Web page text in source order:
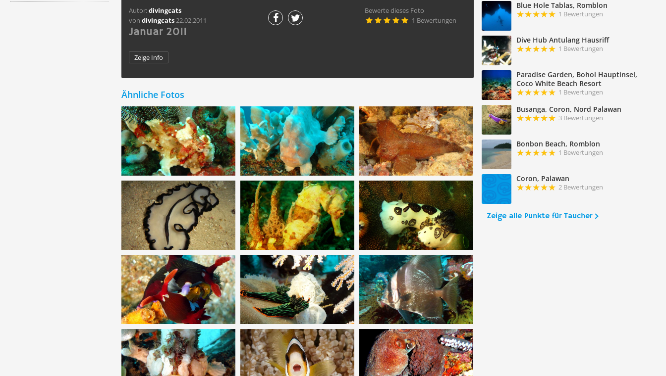
Blue Hole Tablas, Romblon
1 Bewertungen
Dive Hub Antulang Hausriff
1 Bewertungen
Paradise Garden, Bohol Hauptinsel,
Coco White Beach Resort
1 Bewertungen
Busanga, Coron, Nord Palawan
3 Bewertungen
Bonbon Beach, Romblon
1 Bewertungen
Coron, Palawan
2 Bewertungen
Zeige alle Punkte für Taucher
Autor:divingcats
von divingcats22.02.2011
Bewerte dieses Foto
     1 Bewertungen
Januar 2011
Zeige Info
Ähnliche Fotos